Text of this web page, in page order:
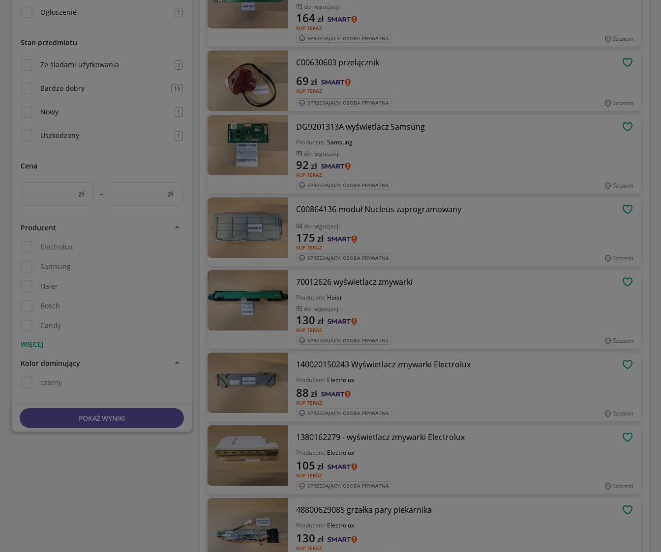
Ogłoszenie 1
Stan przedmiotu
Ze śladami użytkowania 2
Bardzo dobry 19
Nowy 1
Uszkodzony 1
Cena
zł – zł
Producent
Electrolux
Samsung
Haier
Bosch
Candy
Kolor dominujący
czarny
POKAŻ WYNIKI
do negocjacji
KUP TERAZ
164 zł
SPRZEDAJĄCY: OSOBA PRYWATNA Szczecin
C00630603 przełącznik
KUP TERAZ
69 zł
SPRZEDAJĄCY: OSOBA PRYWATNA Szczecin
DG9201313A wyświetlacz Samsung
Producent: Samsung
do negocjacji
KUP TERAZ
92 zł
SPRZEDAJĄCY: OSOBA PRYWATNA Szczecin
C00864136 moduł Nucleus zaprogramowany
do negocjacji
KUP TERAZ
175 zł
SPRZEDAJĄCY: OSOBA PRYWATNA Szczecin
70012626 wyświetlacz zmywarki
Producent: Haier
do negocjacji
KUP TERAZ
130 zł
SPRZEDAJĄCY: OSOBA PRYWATNA Szczecin
140020150243 Wyświetlacz zmywarki Electrolux
Producent: Electrolux
KUP TERAZ
88 zł
SPRZEDAJĄCY: OSOBA PRYWATNA Szczecin
1380162279 - wyświetlacz zmywarki Electrolux
Producent: Electrolux
KUP TERAZ
105 zł
SPRZEDAJĄCY: OSOBA PRYWATNA Szczecin
48800629085 grzałka pary piekarnika
Producent: Electrolux
KUP TERAZ
130 zł